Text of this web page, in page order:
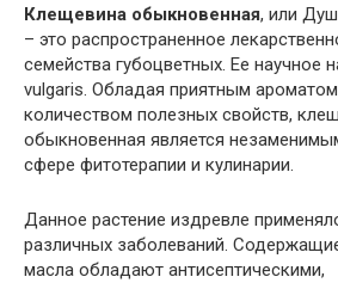
Клещевина обыкновенная, или
– это распространенное
семейства губоцветных. Ее научное
vulgaris. Обладая приятным
количеством полезных свойств,
обыкновенная является
сфере фитотерапии и кулинарии.
Данное растение издревле
различных заболеваний.
масла обладают антисептическими,